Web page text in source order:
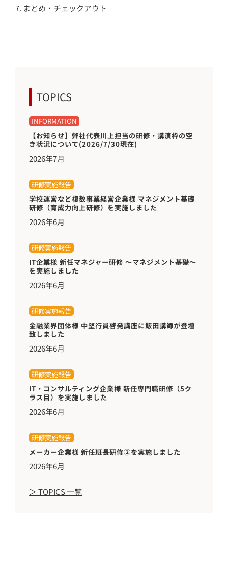
7. まとめ・チェックアウト
TOPICS
INFORMATION
【お知らせ】弊社代表川上担当の研修・講演枠の空
き状況について(2026/7/30現在)
2026年7月
研修実施報告
学校運営など複数事業経営企業様 マネジメント基礎
研修（育成力向上研修）を実施しました
2026年6月
研修実施報告
IT企業様 新任マネジャー研修 ～マネジメント基礎～
を実施しました
2026年6月
研修実施報告
金融業界団体様 中堅行員啓発講座に飯田講師が登壇
致しました
2026年6月
研修実施報告
IT・コンサルティング企業様 新任専門職研修（5ク
ラス目）を実施しました
2026年6月
研修実施報告
メーカー企業様 新任班長研修②を実施しました
2026年6月
＞ TOPICS 一覧